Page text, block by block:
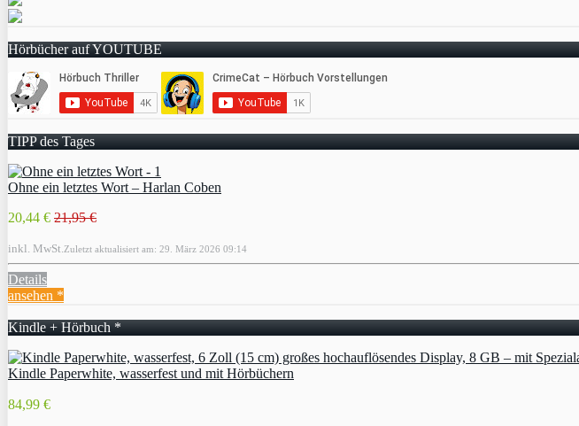
Hörbücher auf YOUTUBE
TIPP des Tages
Ohne ein letztes Wort – Harlan Coben
20,44 € 21,95 €
inkl. MwSt. Zuletzt aktualisiert am: 29. März 2026 09:14
Details
ansehen *
Kindle + Hörbuch *
Kindle Paperwhite, wasserfest und mit Hörbüchern
84,99 €